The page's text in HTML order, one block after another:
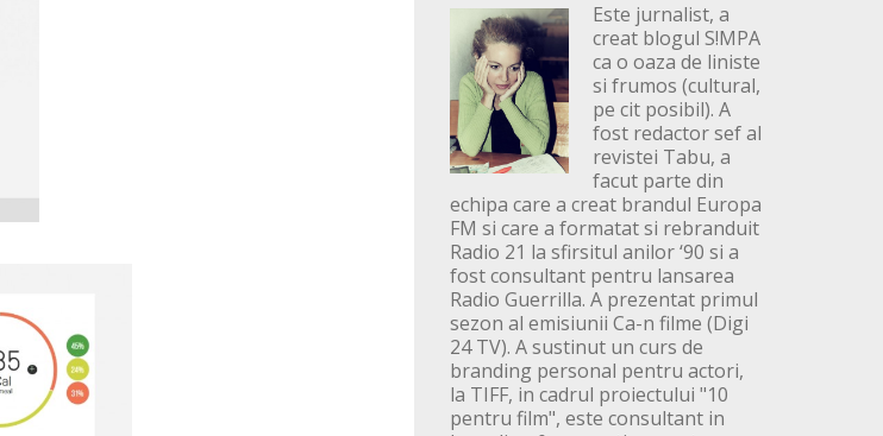
Este jurnalist, a
creat blogul S!MPA
ca o oaza de liniste
si frumos (cultural,
pe cit posibil). A
fost redactor sef al
revistei Tabu, a
facut parte din
echipa care a creat brandul Europa
FM si care a formatat si rebranduit
Radio 21 la sfirsitul anilor ‘90 si a
fost consultant pentru lansarea
Radio Guerrilla. A prezentat primul
sezon al emisiunii Ca-n filme (Digi
24 TV). A sustinut un curs de
branding personal pentru actori,
la TIFF, in cadrul proiectului "10
pentru film", este consultant in